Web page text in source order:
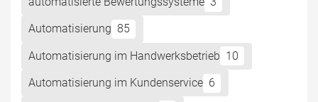
Automatisierung 85
Automatisierung im Handwerksbetrieb 10
Automatisierung im Kundenservice 6